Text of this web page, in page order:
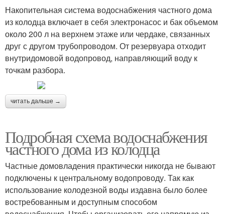
Накопительная система водоснабжения частного дома
из колодца включает в себя электронасос и бак объемом
около 200 л на верхнем этаже или чердаке, связанных
друг с другом трубопроводом. От резервуара отходит
внутридомовой водопровод, направляющий воду к
точкам разбора.
читать дальше →
Подробная схема водоснабжения
частного дома из колодца
Частные домовладения практически никогда не бывают
подключены к центральному водопроводу. Так как
использование колодезной воды издавна было более
востребованным и доступным способом